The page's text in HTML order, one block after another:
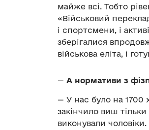
майже всі. Тобто
«Військовий
і спортсмени, і
зберігалися
військова еліта, і
— А нормативи з
— У нас було на 1700
закінчило виш
виконували